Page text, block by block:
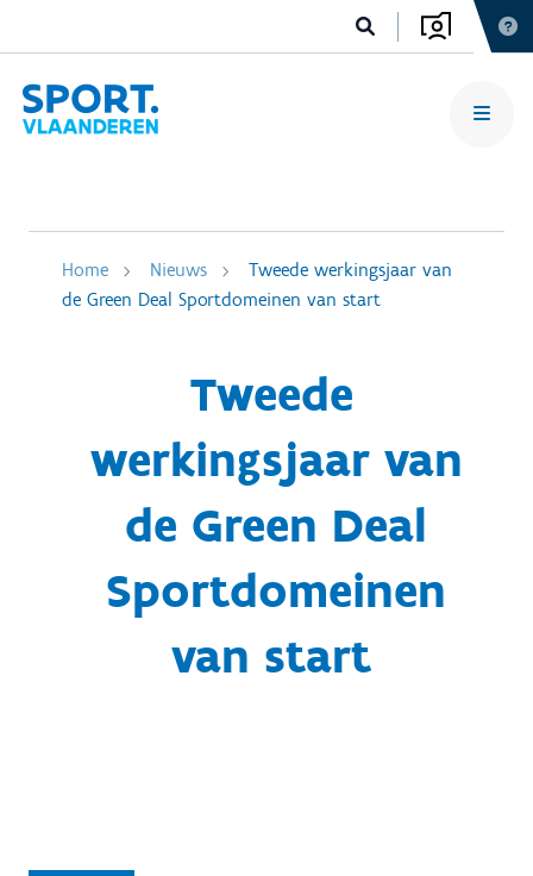
Home Nieuws
Tweede werkingsjaar van
de Green Deal Sportdomeinen van start
Tweede
werkingsjaar van
de Green Deal
Sportdomeinen
van start